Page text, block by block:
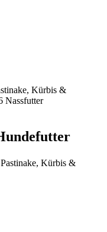
Kürbis &
Nassfutter
Kürbis &